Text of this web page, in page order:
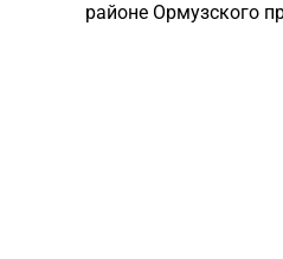
районе Ормузского